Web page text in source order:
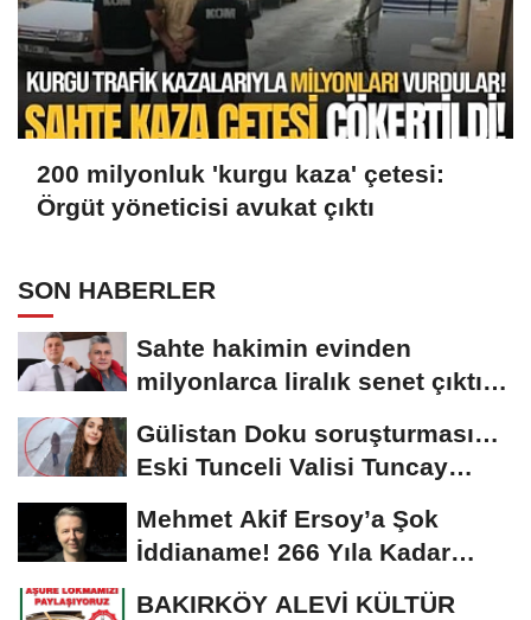
200 milyonluk 'kurgu kaza' çetesi:
Örgüt yöneticisi avukat çıktı
SON HABERLER
Sahte hakimin evinden
milyonlarca liralık senet çıktı:
Gülistan Doku soruşturması…
Eski Tunceli Valisi Tuncay
Mehmet Akif Ersoy’a Şok
İddianame! 266 Yıla Kadar
Hapis Talebi
BAKIRKÖY ALEVİ KÜLTÜR